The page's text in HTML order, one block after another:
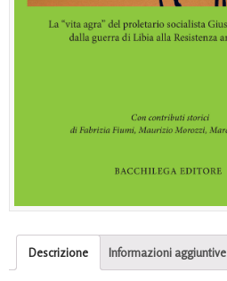
Descrizione Informazioni aggiuntive